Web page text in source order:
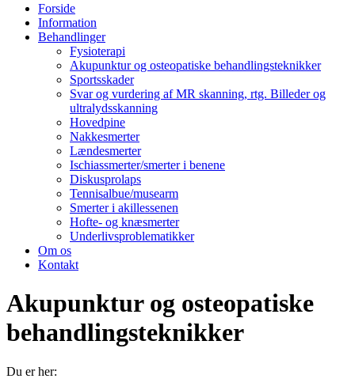
Forside
Information
Behandlinger
Fysioterapi
Akupunktur og osteopatiske behandlingsteknikker
Sportsskader
Svar og vurdering af MR skanning, rtg. Billeder og
ultralydsskanning
Hovedpine
Nakkesmerter
Lændesmerter
Ischiassmerter/smerter i benene
Diskusprolaps
Tennisalbue/musearm
Smerter i akillessenen
Hofte- og knæsmerter
Underlivsproblematikker
Om os
Kontakt
Akupunktur og osteopatiske
behandlingsteknikker
Du er her: